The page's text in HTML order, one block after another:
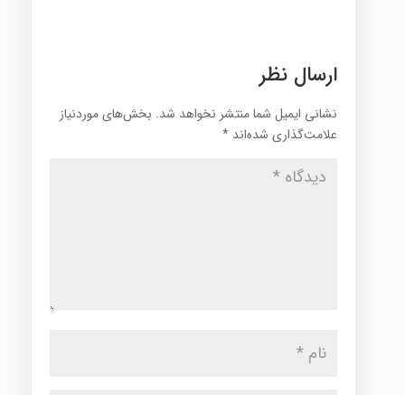
ارسال نظر
نشانی ایمیل شما منتشر نخواهد شد. بخش‌های موردنیاز
علامت‌گذاری شده‌اند *